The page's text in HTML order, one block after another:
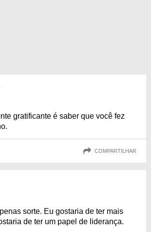
gratificante é saber que você fez
COMPARTILHAR
sorte. Eu gostaria de ter mais
de ter um papel de liderança.